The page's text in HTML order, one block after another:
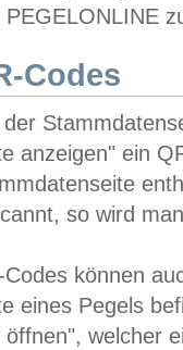
PEGELONLINE
Codes
anzeigen" ein
so wird
Codes können
eines Pegels
öffnen", welcher